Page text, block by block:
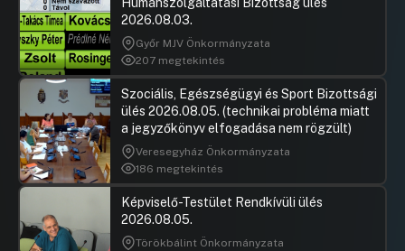
Humánszolgáltatási Bizottság ülés
2026.08.03.
Győr MJV Önkormányzata
207 megtekintés
Szociális, Egészségügyi és Sport Bizottsági
ülés 2026.08.05. (technikai probléma miatt
a jegyzőkönyv elfogadása nem rögzült)
Veresegyház Önkormányzata
186 megtekintés
Képviselő-Testület Rendkívüli ülés
2026.08.05.
Törökbálint Önkormányzata